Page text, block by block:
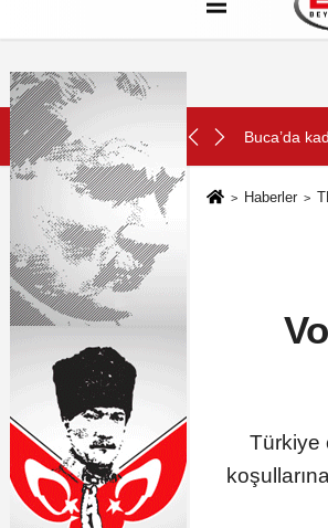
Hakkımızda
SON DAKİKA: Avrupa
Haberler
Türkiye